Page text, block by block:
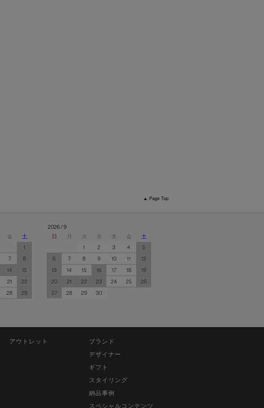
▲ Page Top
金
土
1
7
8
14
15
21
22
28
29
2026 / 9
日
月 火 水 木 金
土
1
2 3 4
5
6
7 8 9 10 11
12
13
14 15 16 17 18
19
20
21 22 23 24 25
26
27
28 29 30
アウトレット
ブランド
デザイナー
ギフト
スタイリング
納品事例
スペシャルコンテンツ